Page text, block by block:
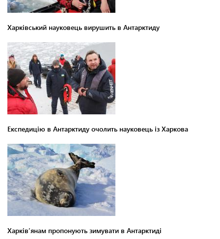
Харківський науковець вирушить в Антарктиду
Експедицію в Антарктиду очолить науковець із Харкова
Харківʼянам пропонують зимувати в Антарктиді